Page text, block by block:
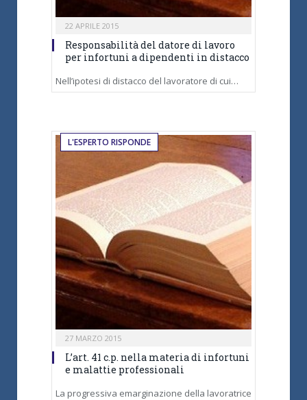
22 APRILE 2015
Responsabilità del datore di lavoro
per infortuni a dipendenti in distacco
Nell’ipotesi di distacco del lavoratore di cui…
L'ESPERTO RISPONDE
27 MARZO 2015
L’art. 41 c.p. nella materia di infortuni
e malattie professionali
La progressiva emarginazione della lavoratrice